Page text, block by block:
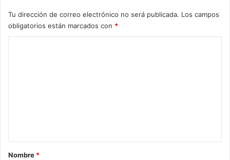
Tu dirección de correo electrónico no será publicada. Los campos
obligatorios están marcados con *
r
Nombre *